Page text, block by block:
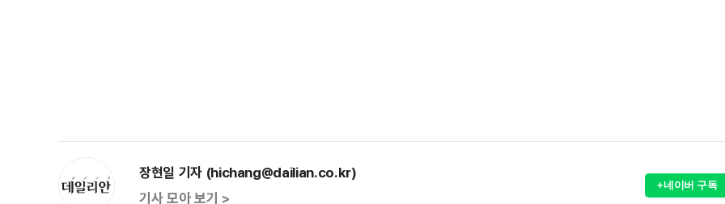
장현일 기자 (hichang@dailian.co.kr)
기사 모아 보기 >
+네이버 구독